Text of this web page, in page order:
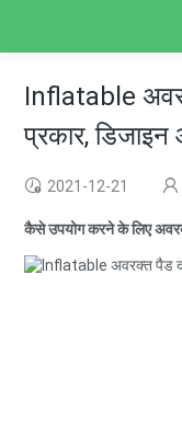
Inflatable
प्रकार,
2021-12-21
कैसे उपयोग करने के लिए